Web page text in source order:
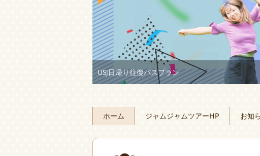
USJ日帰り往復バスプラン
ホーム ジャムジャムツアーHP お知